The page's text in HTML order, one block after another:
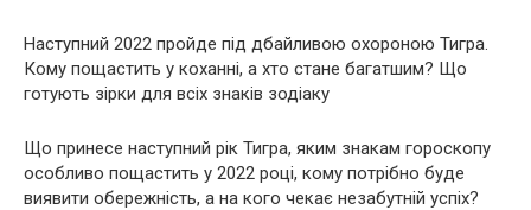
Наступний 2022 пройде під дбайливою охороною Тигра.
Кому пощастить у коханні, а хто стане багатшим? Що
готують зірки для всіх знаків зодіаку
Що принесе наступний рік Тигра, яким знакам гороскопу
особливо пощастить у 2022 році, кому потрібно буде
виявити обережність, а на кого чекає незабутній успіх?